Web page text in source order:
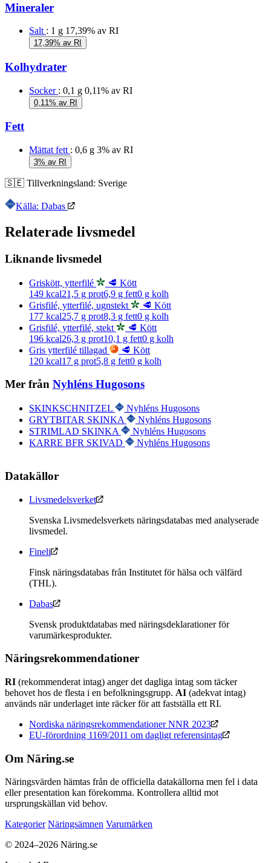
Mineraler
Salt : 1 g 17,39% av RI
17,39% av RI
Kolhydrater
Socker : 0,1 g 0,11% av RI
0,11% av RI
Fett
Mättat fett : 0,6 g 3% av RI
3% av RI
🇸🇪 Tillverkningsland: Sverige
Källa: Dabas
Relaterade livsmedel
Liknande livsmedel
Griskött, ytterfilé
🥩 Kött
149 kcal21,5 g prot6,9 g fett0 g kolh
Grisfilé, ytterfilé, ugnstekt
🥩 Kött
177 kcal25,7 g prot8,3 g fett0 g kolh
Grisfilé, ytterfilé, stekt
🥩 Kött
196 kcal26,3 g prot10,1 g fett0 g kolh
Gris ytterfilé tillagad
🥩 Kött
120 kcal17 g prot5,8 g fett0 g kolh
Mer från Nyhléns Hugosons
SKINKSCHNITZEL
Nyhléns Hugosons
GRYTBITAR SKINKA
Nyhléns Hugosons
STRIMLAD SKINKA
Nyhléns Hugosons
KARRE BFR SKIVAD
Nyhléns Hugosons
Datakällor
Livsmedelsverket
Svenska Livsmedelsverkets näringsdatabas med analyserade
livsmedel.
Fineli
Finsk näringsdatabas från Institutet för hälsa och välfärd
(THL).
Dabas
Svensk produktdatabas med näringsdeklarationer för
varumärkesprodukter.
Näringsrekommendationer
RI (rekommenderat intag) anger det dagliga intag som täcker
behovet hos de flesta i en befolkningsgrupp. AI (adekvat intag)
används när underlaget inte räcker för att fastställa ett RI.
Nordiska näringsrekommendationer NNR 2023
EU-förordning 1169/2011 om dagligt referensintag
Om Näring.se
Näringsvärden hämtas från de officiella datakällorna men fel i data
eller presentation kan förekomma. Kontrollera alltid mot
ursprungskällan vid behov.
Kategorier Näringsämnen Varumärken
© 2024–2026 Näring.se